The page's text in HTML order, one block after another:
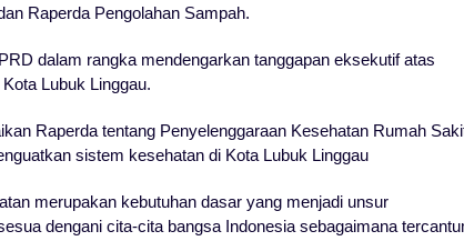
Raperda Pengolahan Sampah.
dalam rangka mendengarkan tanggapan eksekutif atas
Lubuk Linggau.
Raperda tentang Penyelenggaraan Kesehatan Rumah
sistem kesehatan di Kota Lubuk Linggau
merupakan kebutuhan dasar yang menjadi unsur
dengani cita-cita bangsa Indonesia sebagaimana